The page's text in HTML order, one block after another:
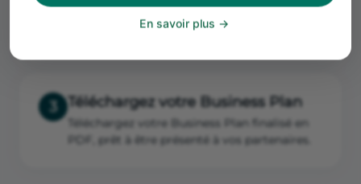
En savoir plus
notre outil en ligne, les calculs se font
automatiquement.
3 Téléchargez votre Business Plan
Téléchargez votre Business Plan finalisé en
PDF, prêt à être présenté à vos partenaires.